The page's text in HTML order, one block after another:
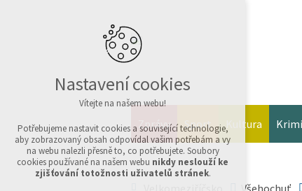
Zprávy Sport Kultura Krimi
Všehochuť
Nastavení cookies
Vítejte na našem webu!
Potřebujeme nastavit cookies a související technologie,
aby zobrazovaný obsah odpovídal vašim potřebám a vy
na webu nalezli přesně to, co potřebujete. Soubory
cookies používané na našem webu nikdy neslouží ke
zjišťování totožnosti uživatelů stránek.